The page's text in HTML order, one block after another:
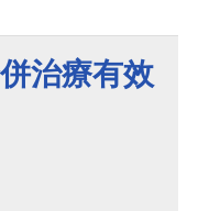
治療有效